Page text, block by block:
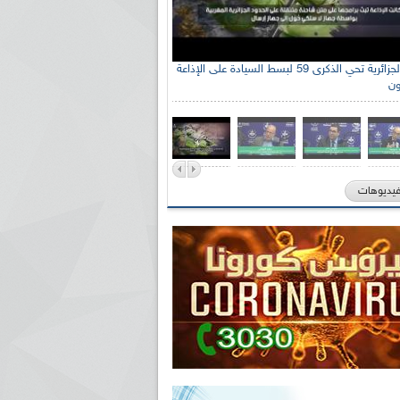
الإذاعة الجزائرية تحي الذكرى 59 لبسط السيادة على الإذاعة